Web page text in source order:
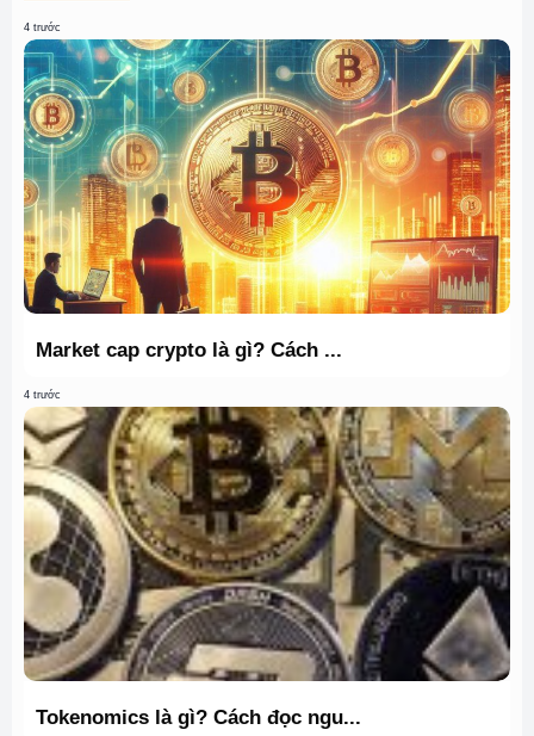
4 trước
Market cap crypto là gì? Cách ...
4 trước
Tokenomics là gì? Cách đọc ngu...